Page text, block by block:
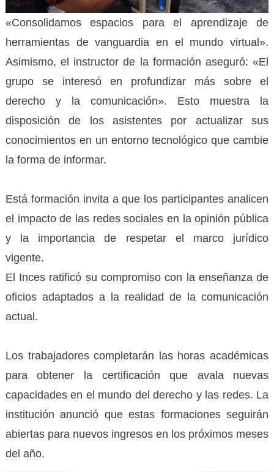
«Consolidamos espacios para el aprendizaje de
herramientas de vanguardia en el mundo virtual».
Asimismo, el instructor de la formación aseguró: «El
grupo se interesó en profundizar más sobre el
derecho y la comunicación». Esto muestra la
disposición de los asistentes por actualizar sus
conocimientos en un entorno tecnológico que cambie
la forma de informar.
Está formación invita a que los participantes analicen
el impacto de las redes sociales en la opinión pública
y la importancia de respetar el marco jurídico
vigente.
El Inces ratificó su compromiso con la enseñanza de
oficios adaptados a la realidad de la comunicación
actual.
Los trabajadores completarán las horas académicas
para obtener la certificación que avala nuevas
capacidades en el mundo del derecho y las redes. La
institución anunció que estas formaciones seguirán
abiertas para nuevos ingresos en los próximos meses
del año.